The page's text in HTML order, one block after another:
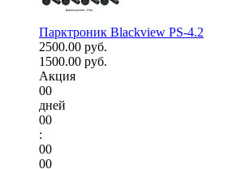
Парктроник Blackview PS-4.2
2500.00 руб.
1500.00 руб.
Акция
00
дней
00
:
00
00